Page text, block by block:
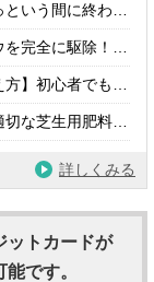
いう間に終わ…
を完全に駆除！…
方】初心者でも…
な芝生用肥料…
詳しくみる
ットカードが
です。